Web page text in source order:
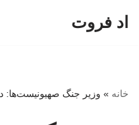
اد فروت
خانه » وزیر جنگ صهیونیست‌ها: